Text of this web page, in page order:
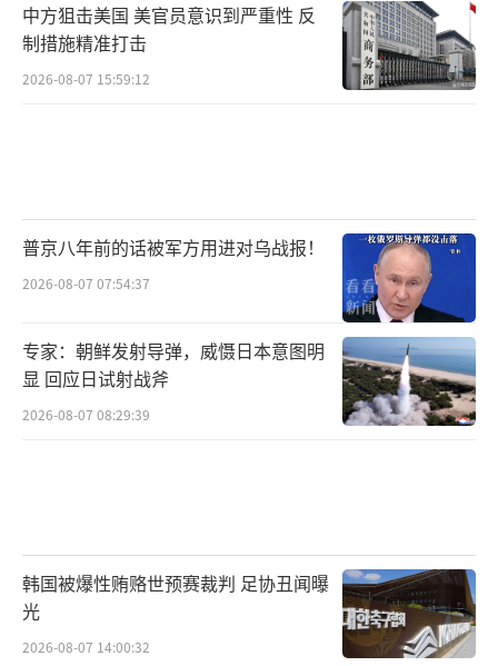
据统计，在双方广泛使用电子干扰设备的
区域，传统无线FPV无人机失效率高达70%，
而光纤型号仍能保持90%以上的任务完成率。
在俄乌战场上，光纤无人机首次大规模应
用应该就是2024年8月，俄罗斯用来应对乌克兰
也是越来越惊人。
中方狙击美国 美官员意识到严重性 反
制措施精准打击
2026-08-07 15:59:12
普京八年前的话被军方用进对乌战报！
2026-08-07 07:54:37
专家：朝鲜发射导弹，威慑日本意图明
显 回应日试射战斧
2026-08-07 08:29:39
韩国被爆性贿赂世预赛裁判 足协丑闻曝
光
2026-08-07 14:00:32